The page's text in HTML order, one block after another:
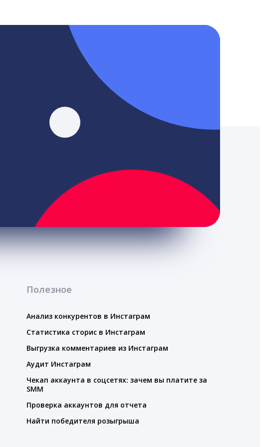
Полезное
Анализ конкурентов в Инстаграм
Статистика сторис в Инстаграм
Выгрузка комментариев из Инстаграм
Аудит Инстаграм
Чекап аккаунта в соцсетях: зачем вы платите за
SMM
Проверка аккаунтов для отчета
Найти победителя розыгрыша